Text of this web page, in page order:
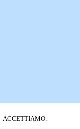
ACCETTIAMO: